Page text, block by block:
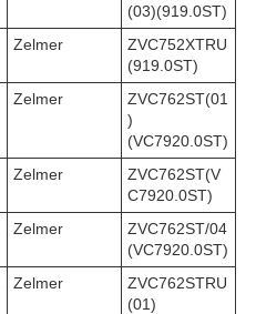
(03)(919.0ST)
Zelmer
ZVC752XTRU
(919.0ST)
Zelmer
ZVC762ST(01
)
(VC7920.0ST)
Zelmer
ZVC762ST(V
C7920.0ST)
Zelmer
ZVC762ST/04
(VC7920.0ST)
Zelmer
ZVC762STRU
(01)